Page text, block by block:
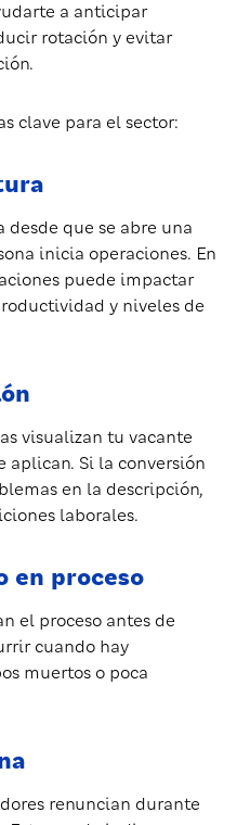
a anticipar
rotación y evitar
clave para el sector:
que se abre una
inicia operaciones. En
puede impactar
y niveles de
visualizan tu vacante
aplican. Si la conversión
en la descripción,
laborales.
en proceso
el proceso antes de
cuando hay
muertos o poca
renuncian durante